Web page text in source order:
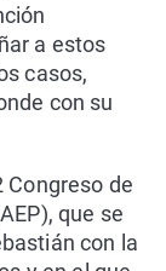
a estos
casos,
con su
Congreso de
que se
con la